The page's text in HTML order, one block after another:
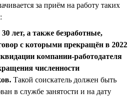
за приём на работу таких
лет, а также безработные,
с которыми прекращён в 2022
компании-работодателя
численности
Такой соискатель должен быть
в службе занятости и на дату